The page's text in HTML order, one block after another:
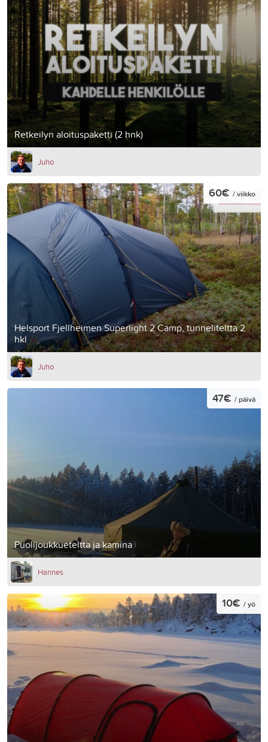
Retkeilyn aloituspaketti (2 hnk)
Juho
Helsport Fjellheimen Superlight 2 Camp, tunneliteltta 2
hkl
60€ / viikko
Juho
Puolijoukkueteltta ja kamina
47€ / päivä
Hannes
10€ / yö